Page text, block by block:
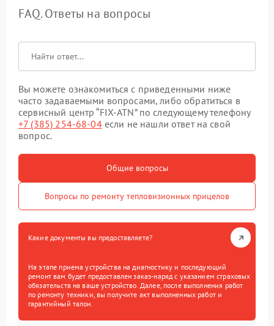
FAQ. Ответы на вопросы
Вы можете ознакомиться с приведенными ниже
часто задаваемыми вопросами, либо обратиться в
сервисный центр “FIX-ATN” по следующему телефону
+7 (385) 254-68-04если не нашли ответ на свой
вопрос.
Общие вопросы
Вопросы по ремонту тепловизионных прицелов
Какие документы вы предоставляете?
На этапе приема устройства на диагностику и последующий
ремонт вам будет предоставлен заказ-наряд с указанием страховых
обязательств на ваше устройство. Далее, после выполнения работ
по ремонту техники, вы получите акт выполненных работ и
гарантийный талон.